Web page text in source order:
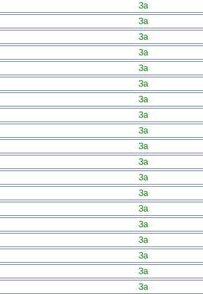
За
За
За
За
За
За
За
За
За
За
За
За
За
За
За
За
За
За
За